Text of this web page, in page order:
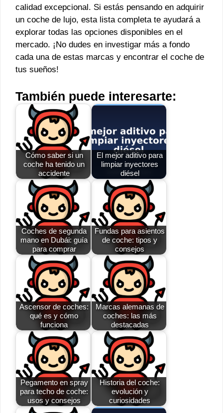
calidad excepcional. Si estás pensando en adquirir
un coche de lujo, esta lista completa te ayudará a
explorar todas las opciones disponibles en el
mercado. ¡No dudes en investigar más a fondo
cada una de estas marcas y encontrar el coche de
tus sueños!
También puede interesarte:
Cómo saber si un
coche ha tenido un
accidente
El mejor aditivo para
limpiar inyectores
diésel
Coches de segunda
mano en Dubái: guía
para comprar
Fundas para asientos
de coche: tipos y
consejos
Ascensor de coches:
qué es y cómo
funciona
Marcas alemanas de
coches: las más
destacadas
Pegamento en spray
para techo de coche:
usos y consejos
Historia del coche:
evolución y
curiosidades